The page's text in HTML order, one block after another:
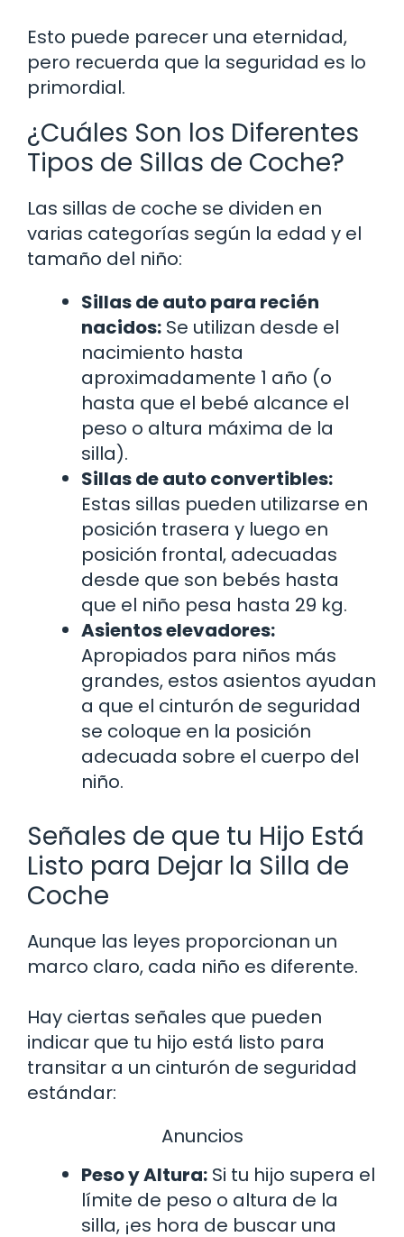
Esto puede parecer una eternidad,
pero recuerda que la seguridad es lo
primordial.
¿Cuáles Son los Diferentes
Tipos de Sillas de Coche?
Las sillas de coche se dividen en
varias categorías según la edad y el
tamaño del niño:
Sillas de auto para recién
nacidos: Se utilizan desde el
nacimiento hasta
aproximadamente 1 año (o
hasta que el bebé alcance el
peso o altura máxima de la
silla).
Sillas de auto convertibles:
Estas sillas pueden utilizarse en
posición trasera y luego en
posición frontal, adecuadas
desde que son bebés hasta
que el niño pesa hasta 29 kg.
Asientos elevadores:
Apropiados para niños más
grandes, estos asientos ayudan
a que el cinturón de seguridad
se coloque en la posición
adecuada sobre el cuerpo del
niño.
Señales de que tu Hijo Está
Listo para Dejar la Silla de
Coche
Aunque las leyes proporcionan un
marco claro, cada niño es diferente.
Hay ciertas señales que pueden
indicar que tu hijo está listo para
transitar a un cinturón de seguridad
estándar:
Anuncios
Peso y Altura: Si tu hijo supera el
límite de peso o altura de la
silla, ¡es hora de buscar una